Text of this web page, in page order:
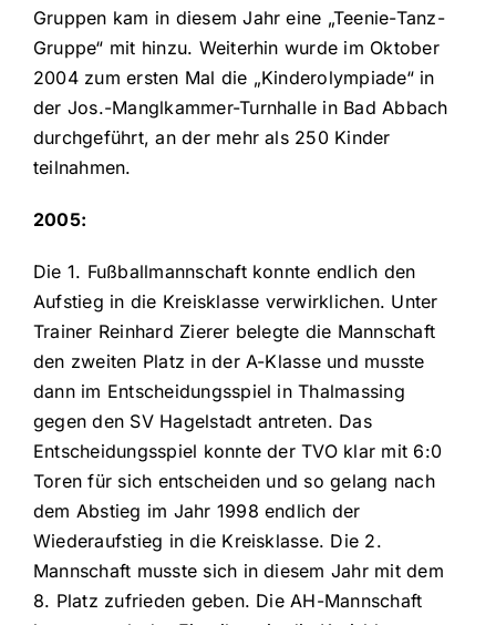
Gruppen kam in diesem Jahr eine „Teenie-Tanz-
Gruppe“ mit hinzu. Weiterhin wurde im Oktober
2004 zum ersten Mal die „Kinderolympiade“ in
der Jos.-Manglkammer-Turnhalle in Bad Abbach
durchgeführt, an der mehr als 250 Kinder
teilnahmen.
2005:
Die 1. Fußballmannschaft konnte endlich den
Aufstieg in die Kreisklasse verwirklichen. Unter
Trainer Reinhard Zierer belegte die Mannschaft
den zweiten Platz in der A-Klasse und musste
dann im Entscheidungsspiel in Thalmassing
gegen den SV Hagelstadt antreten. Das
Entscheidungsspiel konnte der TVO klar mit 6:0
Toren für sich entscheiden und so gelang nach
dem Abstieg im Jahr 1998 endlich der
Wiederaufstieg in die Kreisklasse. Die 2.
Mannschaft musste sich in diesem Jahr mit dem
8. Platz zufrieden geben. Die AH-Mannschaft